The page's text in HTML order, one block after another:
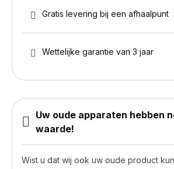
Gratis levering bij een afhaalpunt
Wettelijke garantie van 3 jaar
Uw oude apparaten hebben
waarde!
Wist u dat wij ook uw oude product